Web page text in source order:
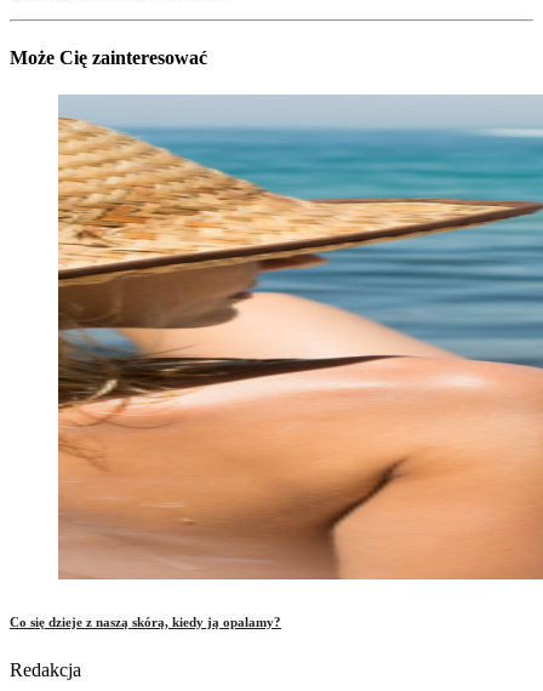
Może Cię zainteresować
Co się dzieje z naszą skórą, kiedy ją opalamy?
Redakcja